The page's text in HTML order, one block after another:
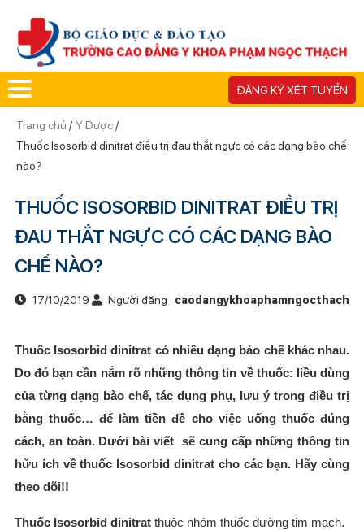
ĐĂNG KÝ XÉT TUYỂN
Trang chủ / Y Dược/
Thuốc Isosorbid dinitrat điều trị đau thắt ngực có các dạng bào chế
nào?
THUỐC ISOSORBID DINITRAT ĐIỀU TRỊ
ĐAU THẮT NGỰC CÓ CÁC DẠNG BÀO
CHẾ NÀO?
17/10/2019 Người đăng : caodangykhoaphamngocthach
Thuốc Isosorbid dinitrat có nhiều dạng bào chế khác nhau.
Do đó bạn cần nắm rõ những thông tin về thuốc: liều dùng
của từng dạng bào chế, tác dụng phụ, lưu ý trong điều trị
bằng thuốc… để làm tiền đề cho việc uống thuốc đúng
cách, an toàn. Dưới bài viết sẽ cung cấp những thông tin
hữu ích về thuốc Isosorbid dinitrat cho các bạn. Hãy cùng
theo dõi!!
Thuốc Isosorbid dinitratthuộc nhóm thuốc đường tim mạch.